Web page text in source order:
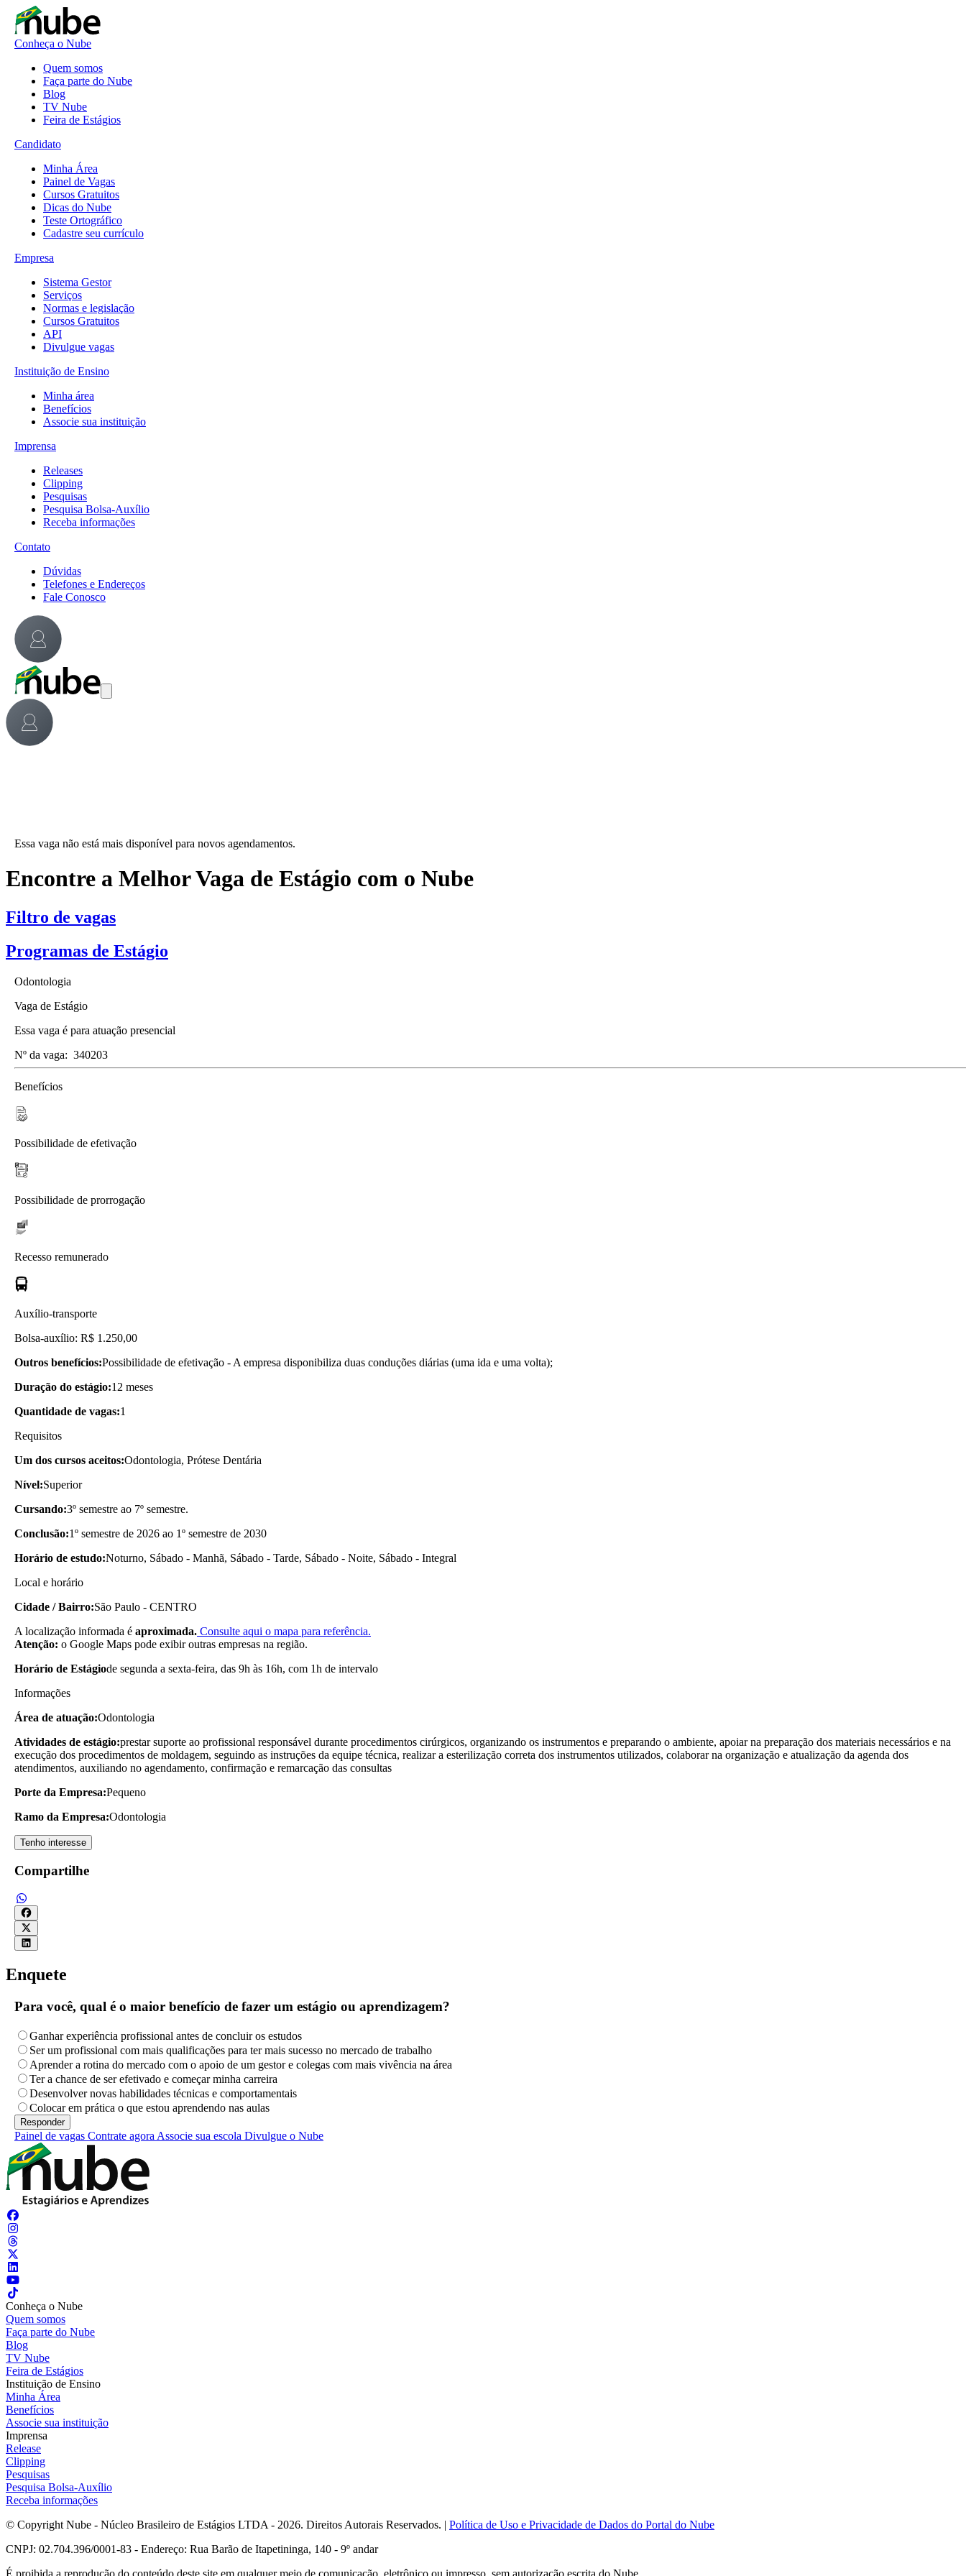
Conheça o Nube
Quem somos
Faça parte do Nube
Blog
TV Nube
Feira de Estágios
Candidato
Minha Área
Painel de Vagas
Cursos Gratuitos
Dicas do Nube
Teste Ortográfico
Cadastre seu currículo
Empresa
Sistema Gestor
Serviços
Normas e legislação
Cursos Gratuitos
API
Divulgue vagas
Instituição de Ensino
Minha área
Benefícios
Associe sua instituição
Imprensa
Releases
Clipping
Pesquisas
Pesquisa Bolsa-Auxílio
Receba informações
Contato
Dúvidas
Telefones e Endereços
Fale Conosco
Essa vaga não está mais disponível para novos agendamentos.
Encontre a Melhor Vaga de Estágio com o Nube
Filtro de vagas
Programas de Estágio
Odontologia
Vaga de Estágio
Essa vaga é para atuação presencial
Nº da vaga: 340203
Benefícios
Possibilidade de efetivação
Possibilidade de prorrogação
Recesso remunerado
Auxílio-transporte
Bolsa-auxílio: R$ 1.250,00
Outros benefícios:Possibilidade de efetivação - A empresa disponibiliza duas conduções diárias (uma ida e uma volta);
Duração do estágio:12 meses
Quantidade de vagas:1
Requisitos
Um dos cursos aceitos:Odontologia, Prótese Dentária
Nível:Superior
Cursando:3º semestre ao 7º semestre.
Conclusão:1º semestre de 2026 ao 1º semestre de 2030
Horário de estudo:Noturno, Sábado - Manhã, Sábado - Tarde, Sábado - Noite, Sábado - Integral
Local e horário
Cidade / Bairro:São Paulo - CENTRO
A localização informada é aproximada. Consulte aqui o mapa para referência.
Atenção: o Google Maps pode exibir outras empresas na região.
Horário de Estágiode segunda a sexta-feira, das 9h às 16h, com 1h de intervalo
Informações
Área de atuação:Odontologia
Atividades de estágio:prestar suporte ao profissional responsável durante procedimentos cirúrgicos, organizando os instrumentos e preparando o ambiente, apoiar na preparação dos materiais necessários e na
execução dos procedimentos de moldagem, seguindo as instruções da equipe técnica, realizar a esterilização correta dos instrumentos utilizados, colaborar na organização e atualização da agenda dos
atendimentos, auxiliando no agendamento, confirmação e remarcação das consultas
Porte da Empresa:Pequeno
Ramo da Empresa:Odontologia
Tenho interesse
Compartilhe
Enquete
Para você, qual é o maior benefício de fazer um estágio ou aprendizagem?
Ganhar experiência profissional antes de concluir os estudos
Ser um profissional com mais qualificações para ter mais sucesso no mercado de trabalho
Aprender a rotina do mercado com o apoio de um gestor e colegas com mais vivência na área
Ter a chance de ser efetivado e começar minha carreira
Desenvolver novas habilidades técnicas e comportamentais
Colocar em prática o que estou aprendendo nas aulas
Painel de vagas Contrate agora Associe sua escola Divulgue o Nube
Conheça o Nube
Quem somos
Faça parte do Nube
Blog
TV Nube
Feira de Estágios
Instituição de Ensino
Minha Área
Benefícios
Associe sua instituição
Imprensa
Release
Clipping
Pesquisas
Pesquisa Bolsa-Auxílio
Receba informações
© Copyright Nube - Núcleo Brasileiro de Estágios LTDA - 2026. Direitos Autorais Reservados. | Política de Uso e Privacidade de Dados do Portal do Nube
CNPJ: 02.704.396/0001-83 - Endereço: Rua Barão de Itapetininga, 140 - 9º andar
É proibida a reprodução do conteúdo deste site em qualquer meio de comunicação, eletrônico ou impresso, sem autorização escrita do Nube.